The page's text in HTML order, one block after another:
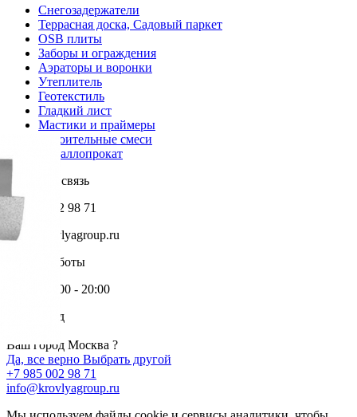
Снегозадержатели
Террасная доска, Садовый паркет
OSB плиты
Заборы и ограждения
Аэраторы и воронки
Утеплитель
Геотекстиль
Гладкий лист
Мастики и праймеры
Строительные смеси
Металлопрокат
Обратная связь
+7 985 002 98 71
info@krovlyagroup.ru
Режим работы
Пн-Пт: 9:00 - 20:00
Ваш город
Ваш город Москва ?
Да, все верно Выбрать другой
+7 985 002 98 71
info@krovlyagroup.ru